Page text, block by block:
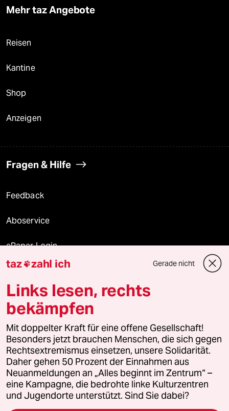
Mehr taz Angebote
Reisen
Kantine
Shop
Anzeigen
Fragen & Hilfe
Feedback
Aboservice
ePaper Login
Downloads für Abonnierende
© 2026 taz Verlags und Vertriebs GmbH
Alle Rechte vorbehalten. Bei rechtlichen Fragen oder für Genehmigungen
wenden Sie sich bitte an
lizenzen@taz.de
Feedback Redaktionsstatut Kommune-Richtlinien
Leitlinie Informant Datenschutz Impressum AGB
taz zahl ich Gerade nicht
Links lesen, rechts
bekämpfen
Mit doppelter Kraft für eine offene Gesellschaft!
Besonders jetzt brauchen Menschen, die sich gegen
Rechtsextremismus einsetzen, unsere Solidarität.
Daher gehen 50 Prozent der Einnahmen aus
Neuanmeldungen an „Alles beginnt im Zentrum“ –
eine Kampagne, die bedrohte linke Kulturzentren
und Jugendorte unterstützt. Sind Sie dabei?